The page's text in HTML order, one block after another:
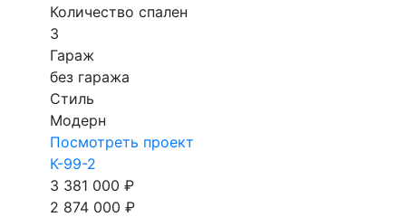
Количество спален
3
Гараж
без гаража
Стиль
Модерн
Посмотреть проект
К-99-2
3 381 000 ₽
2 874 000 ₽